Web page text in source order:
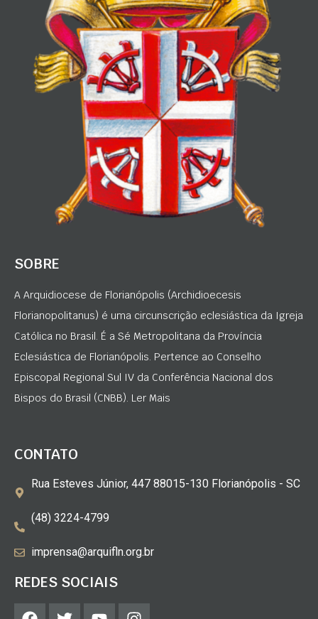
SOBRE
A Arquidiocese de Florianópolis (Archidioecesis
Florianopolitanus) é uma circunscrição eclesiástica da Igreja
Católica no Brasil. É a Sé Metropolitana da Província
Eclesiástica de Florianópolis. Pertence ao Conselho
Episcopal Regional Sul IV da Conferência Nacional dos
Bispos do Brasil (CNBB). Ler Mais
CONTATO
Rua Esteves Júnior, 447 88015-130 Florianópolis - SC
(48) 3224-4799
imprensa@arquifln.org.br
REDES SOCIAIS